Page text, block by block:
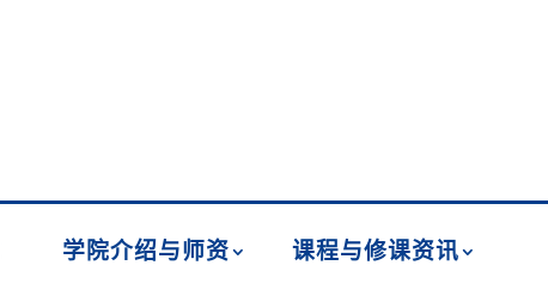
学院介绍与师资 课程与修课资讯